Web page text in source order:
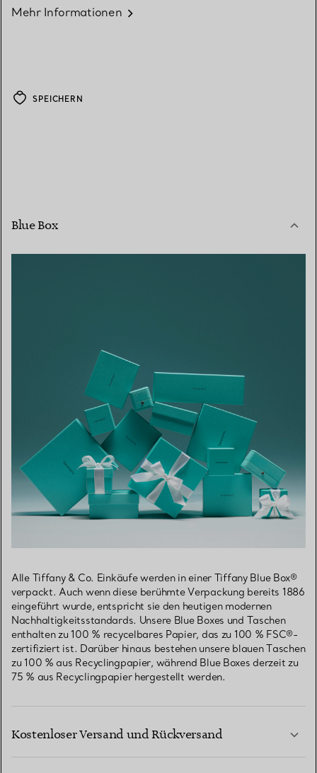
Mehr Informationen
SPEICHERN
Blue Box
Alle Tiffany & Co. Einkäufe werden in einer Tiffany Blue Box®
verpackt. Auch wenn diese berühmte Verpackung bereits 1886
eingeführt wurde, entspricht sie den heutigen modernen
Nachhaltigkeitsstandards. Unsere Blue Boxes und Taschen
enthalten zu 100 % recycelbares Papier, das zu 100 % FSC®-
zertifiziert ist. Darüber hinaus bestehen unsere blauen Taschen
zu 100 % aus Recyclingpapier, während Blue Boxes derzeit zu
75 % aus Recyclingpapier hergestellt werden.
Kostenloser Versand und Rückversand